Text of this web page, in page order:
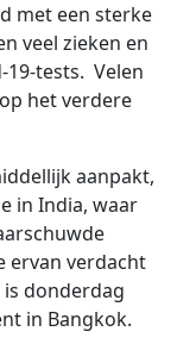
met een sterke
veel zieken en
19-tests. Velen
het verdere
aanpakt,
in India, waar
ervan verdacht
donderdag
in Bangkok.